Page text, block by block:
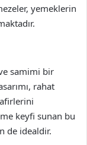
yemeklerin
samimi bir
rahat
keyfi sunan bu
de idealdir.